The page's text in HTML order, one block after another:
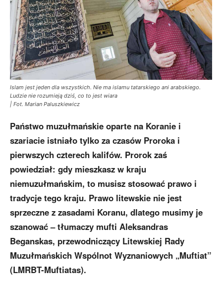
Islam jest jeden dla wszystkich. Nie ma islamu tatarskiego ani arabskiego.
Ludzie nie rozumieją dziś, co to jest wiara
| Fot. Marian Paluszkiewicz
Państwo muzułmańskie oparte na Koranie i
szariacie istniało tylko za czasów Proroka i
pierwszych czterech kalifów. Prorok zaś
powiedział: gdy mieszkasz w kraju
niemuzułmańskim, to musisz stosować prawo i
tradycje tego kraju. Prawo litewskie nie jest
sprzeczne z zasadami Koranu, dlatego musimy je
szanować – tłumaczy mufti Aleksandras
Beganskas, przewodniczący Litewskiej Rady
Muzułmańskich Wspólnot Wyznaniowych „Muftiat”
(LMRBT-Muftiatas).